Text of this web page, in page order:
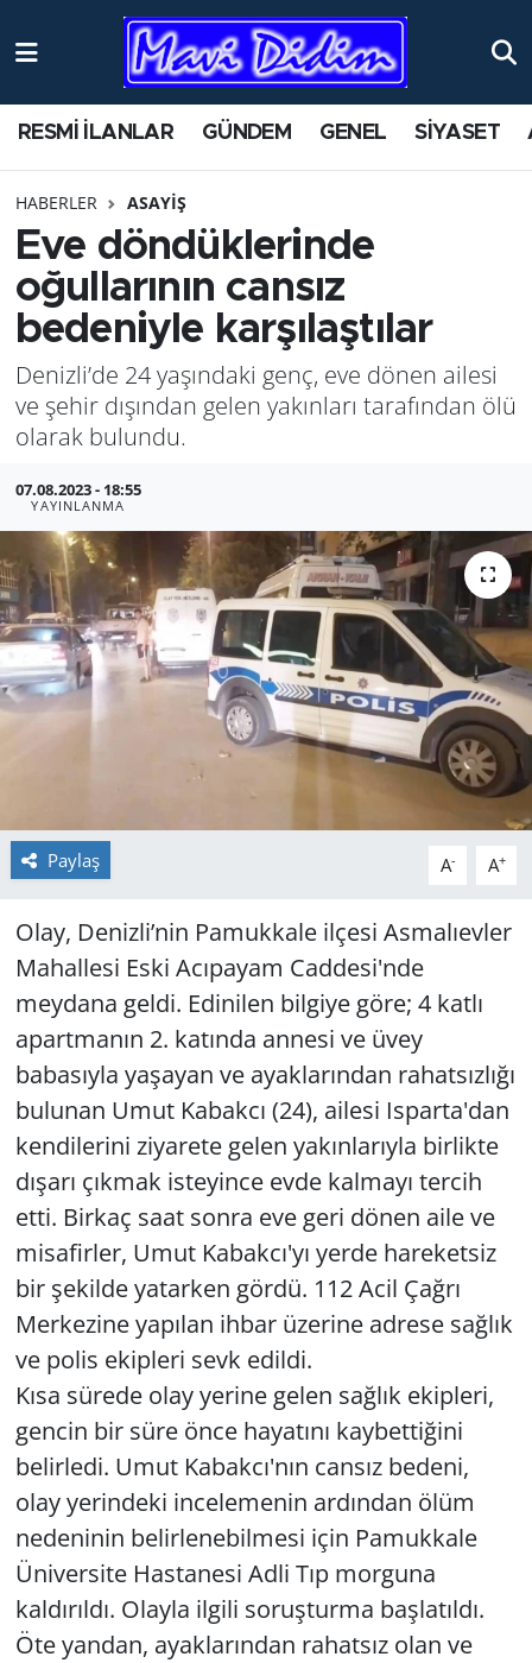
RESMİ İLANLAR GÜNDEM GENEL SİYASET
HABERLER ASAYİŞ
Eve döndüklerinde
oğullarının cansız
bedeniyle karşılaştılar
Denizli’de 24 yaşındaki genç, eve dönen ailesi
ve şehir dışından gelen yakınları tarafından ölü
olarak bulundu.
07.08.2023 - 18:55
YAYINLANMA
Paylaş A- A+
Olay, Denizli’nin Pamukkale ilçesi Asmalıevler
Mahallesi Eski Acıpayam Caddesi'nde
meydana geldi. Edinilen bilgiye göre; 4 katlı
apartmanın 2. katında annesi ve üvey
babasıyla yaşayan ve ayaklarından rahatsızlığı
bulunan Umut Kabakcı (24), ailesi Isparta'dan
kendilerini ziyarete gelen yakınlarıyla birlikte
dışarı çıkmak isteyince evde kalmayı tercih
etti. Birkaç saat sonra eve geri dönen aile ve
misafirler, Umut Kabakcı'yı yerde hareketsiz
bir şekilde yatarken gördü. 112 Acil Çağrı
Merkezine yapılan ihbar üzerine adrese sağlık
ve polis ekipleri sevk edildi.
Kısa sürede olay yerine gelen sağlık ekipleri,
gencin bir süre önce hayatını kaybettiğini
belirledi. Umut Kabakcı'nın cansız bedeni,
olay yerindeki incelemenin ardından ölüm
nedeninin belirlenebilmesi için Pamukkale
Üniversite Hastanesi Adli Tıp morguna
kaldırıldı. Olayla ilgili soruşturma başlatıldı.
Öte yandan, ayaklarından rahatsız olan ve
ANTİK YERLER
AYDIN
BİLİM VE TEKNOLOJİ
ÇEVRE
EĞİTİM
EKONOMİ
GENEL
GÜNDEM
HABERDE İNSAN
KÜLTÜR SANAT
RESMİ İLANLAR
SAĞLIK
SİYASET
SPOR
Yerel
Nöbetçi Eczaneler
Namaz Vakitleri
Trafik Durumu
Süper Lig Puan Durumu ve Fikstür
Tüm Manşetler
Son Dakika Haberleri
Haber Arşivi